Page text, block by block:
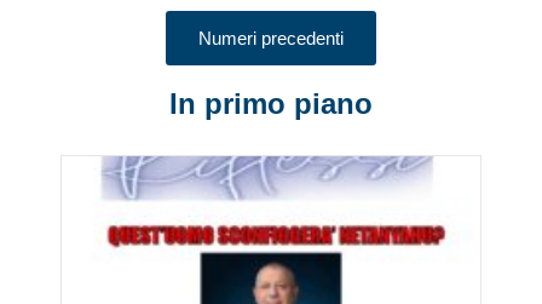
Numeri precedenti
In primo piano